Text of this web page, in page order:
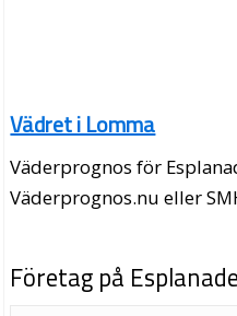
Vädret i Lomma
Väderprognos för
Väderprognos.nu eller
Företag på